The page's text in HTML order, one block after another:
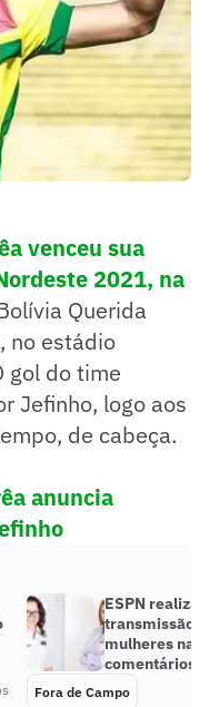
venceu sua
2021, na
Querida
no estádio
gol do time
Jefinho, logo aos
de cabeça.
anuncia
ESPN
transmissão
mulheres na
comentários
Fora de Campo